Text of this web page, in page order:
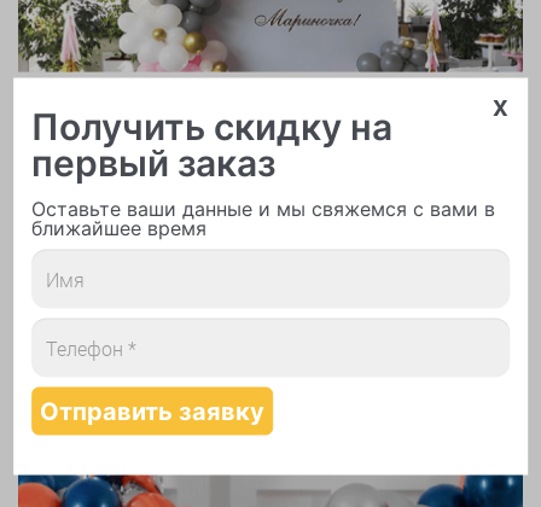
x
Получить скидку на
первый заказ
Оставьте ваши данные и мы свяжемся с вами в
ближайшее время